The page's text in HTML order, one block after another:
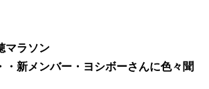
マラソン
新メンバー・ヨシボーさんに色々聞